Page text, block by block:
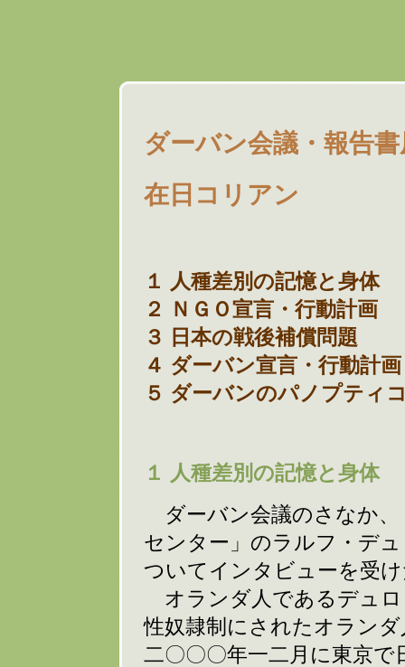
ダーバン会議・報告
在日コリアン
１ 人種差別の記憶と身体
２ ＮＧＯ宣言・行動計画
３ 日本の戦後補償問題
４ ダーバン宣言・行動計画
５ ダーバンのパノプティ
１ 人種差別の記憶と身体
ダーバン会議のさなか、
センター」のラルフ・デ
ついてインタビューを受
オランダ人であるデュロ
性奴隷制にされたオラン
二〇〇〇年一二月に東京